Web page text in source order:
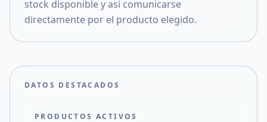
stock disponible y asi comunicarse
directamente por el producto elegido.
DATOS DESTACADOS
PRODUCTOS ACTIVOS